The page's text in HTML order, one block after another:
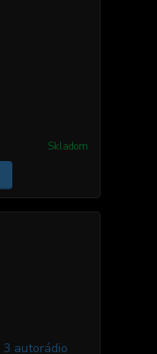
Skladom